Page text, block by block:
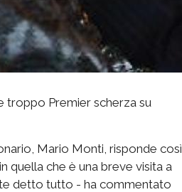
Premier scherza su
Mario Monti, risponde così
quella che è una breve visita a
detto tutto - ha commentato